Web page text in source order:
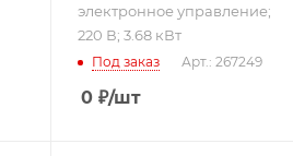
электронное управление;
220 В; 3.68 кВт
Под заказ Арт.: 267249
0 ₽/шт